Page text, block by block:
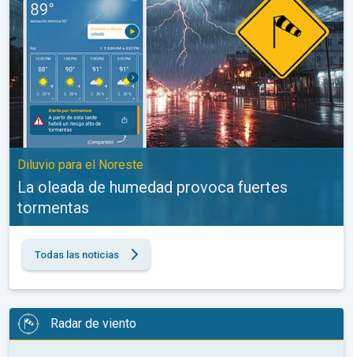
Diluvio para el Noreste
La oleada de humedad provoca fuertes
tormentas
Todas las noticias
Radar de viento